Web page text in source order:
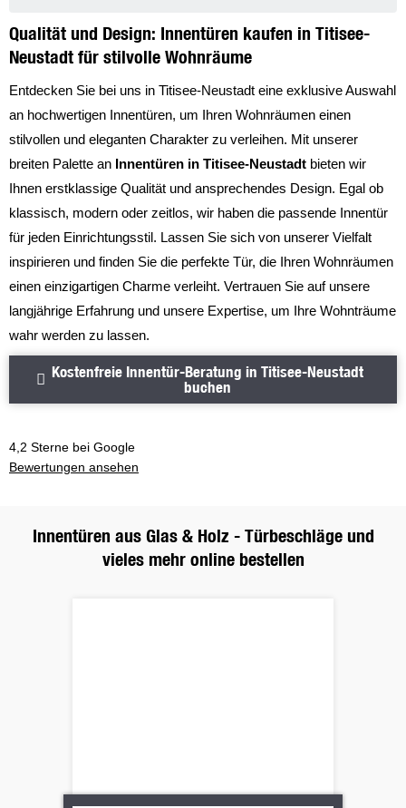
Qualität und Design: Innentüren kaufen in Titisee-
Neustadt für stilvolle Wohnräume
Entdecken Sie bei uns in Titisee-Neustadt eine exklusive Auswahl
an hochwertigen Innentüren, um Ihren Wohnräumen einen
stilvollen und eleganten Charakter zu verleihen. Mit unserer
breiten Palette an Innentüren in Titisee-Neustadt bieten wir
Ihnen erstklassige Qualität und ansprechendes Design. Egal ob
klassisch, modern oder zeitlos, wir haben die passende Innentür
für jeden Einrichtungsstil. Lassen Sie sich von unserer Vielfalt
inspirieren und finden Sie die perfekte Tür, die Ihren Wohnräumen
einen einzigartigen Charme verleiht. Vertrauen Sie auf unsere
langjährige Erfahrung und unsere Expertise, um Ihre Wohnträume
wahr werden zu lassen.
Kostenfreie Innentür-Beratung in Titisee-Neustadt
buchen
Kostenfreie Innentür-Beratung
4,2 Sterne bei Google
Bewertungen ansehen
Bewertungen ansehen
Innentüren aus Glas & Holz - Türbeschläge und
vieles mehr online bestellen